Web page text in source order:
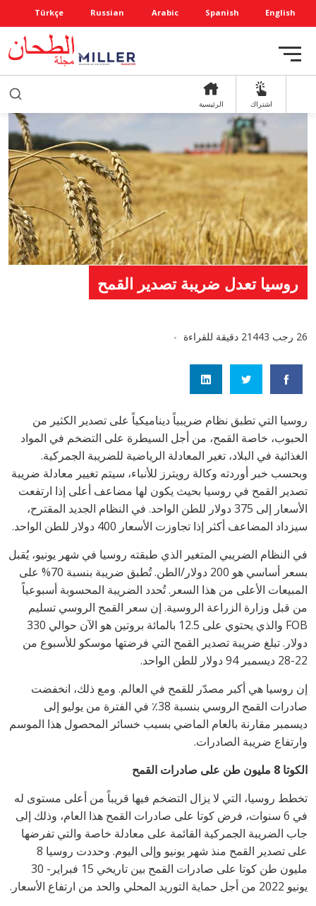
English
Spanish
Arabic
Russian
Türkçe
اشتراك الرئيسية
روسيا تعدل ضريبة تصدير القمح
26 رجب 1443 2 دقيقة للقراءة
روسيا التي تطبق نظام ضريبياً ديناميكياً على تصدير الكثير من
الحبوب، خاصة القمح، من أجل السيطرة على التضخم في المواد
الغذائية في البلاد، تغير المعادلة الرياضية للضريبة الجمركية.
وبحسب خبر أوردته وكالة رويترز للأنباء، سيتم تغيير معادلة ضريبة
تصدير القمح في روسيا بحيث يكون لها مضاعف أعلى إذا ارتفعت
الأسعار إلى 375 دولار للطن الواحد. في النظام الجديد المقترح،
سيزداد المضاعف أكثر إذا تجاوزت الأسعار 400 دولار للطن الواحد.
في النظام الضريبي المتغير الذي طبقته روسيا في شهر يونيو، يُقبل
بسعر أساسي هو 200 دولار/الطن. تُطبق ضريبة بنسبة 70% على
المبيعات الأعلى من هذا السعر. تُحدد الضريبة المحسوبة أسبوعياً
من قبل وزارة الزراعة الروسية. إن سعر القمح الروسي تسليم
FOB والذي يحتوي على 12.5 بالمائة بروتين هو الآن حوالي 330
دولار. تبلغ ضريبة تصدير القمح التي فرضتها موسكو للأسبوع من
22-28 ديسمبر 94 دولار للطن الواحد.
إن روسيا هي أكبر مصدّر للقمح في العالم. ومع ذلك، انخفضت
صادرات القمح الروسي بنسبة 38٪ في الفترة من يوليو إلى
ديسمبر مقارنة بالعام الماضي بسبب خسائر المحصول هذا الموسم
وارتفاع ضريبة الصادرات.
الكوتا 8 مليون طن على صادرات القمح
تخطط روسيا، التي لا يزال التضخم فيها قريباً من أعلى مستوى له
في 6 سنوات، فرض كوتا على صادرات القمح هذا العام، وذلك إلى
جاب الضريبة الجمركية القائمة على معادلة خاصة والتي تفرضها
على تصدير القمح منذ شهر يونيو وإلى اليوم. وحددت روسيا 8
مليون طن كوتا على صادرات القمح بين تاريخي 15 فبراير- 30
يونيو 2022 من أجل حماية التوريد المحلي والحد من ارتفاع الأسعار.